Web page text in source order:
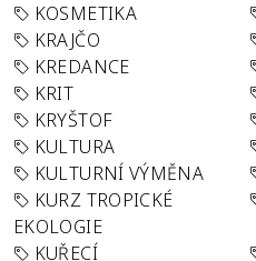
KOSMETIKA
KRAJČO
KREDANCE
KRIT
KRYŠTOF
KULTURA
KULTURNÍ VÝMĚNA
KURZ TROPICKÉ
EKOLOGIE
KUŘECÍ